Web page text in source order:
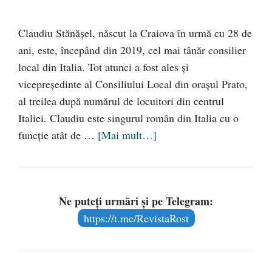
Claudiu Stănășel, născut la Craiova în urmă cu 28 de
ani, este, începând din 2019, cel mai tânăr consilier
local din Italia. Tot atunci a fost ales și
vicepreședinte al Consiliului Local din orașul Prato,
al treilea după numărul de locuitori din centrul
Italiei. Claudiu este singurul român din Italia cu o
funcție atât de … [Mai mult…]
Ne puteți urmări și pe Telegram:
https://t.me/RevistaRost